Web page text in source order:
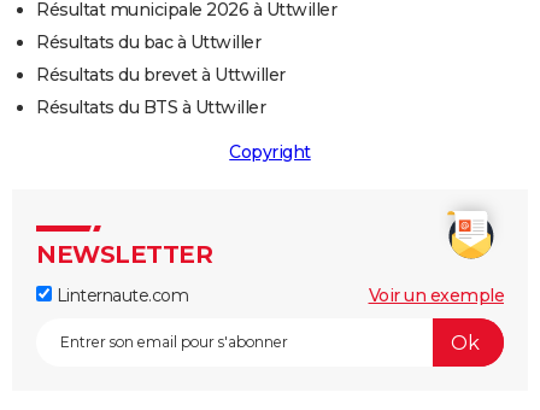
Résultat municipale 2026 à Uttwiller
Résultats du bac à Uttwiller
Résultats du brevet à Uttwiller
Résultats du BTS à Uttwiller
Copyright
NEWSLETTER
Linternaute.com Voir un exemple